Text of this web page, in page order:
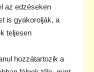
az edzéseken
is gyakorolják, a
teljesen
hozzátartozik a